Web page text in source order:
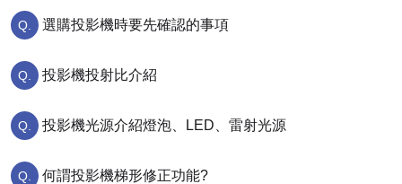
選購投影機時要先確認的事項
投影機投射比介紹
投影機光源介紹燈泡、LED、雷射光源
何謂投影機梯形修正功能?